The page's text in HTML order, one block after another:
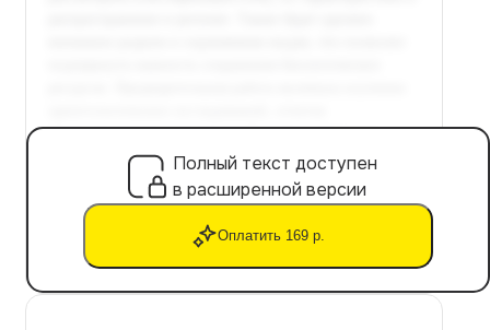
Полный текст доступен
в расширенной версии
Оплатить 169 р.